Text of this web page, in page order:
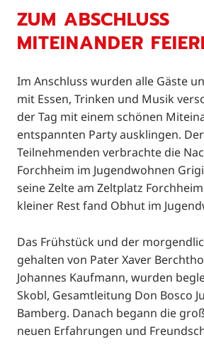
ZUM ABSCHLUSS
MITEINANDER
Im Anschluss wurden alle Gäste
mit Essen, Trinken und Musik
der Tag mit einem schönen
entspannten Party ausklingen.
Teilnehmenden verbrachte die
Forchheim im Jugendwohnen
seine Zelte am Zeltplatz
kleiner Rest fand Obhut im
Das Frühstück und der
gehalten von Pater Xaver
Johannes Kaufmann, wurden
Skobl, Gesamtleitung Don Bosco
Bamberg. Danach begann die
neuen Erfahrungen und